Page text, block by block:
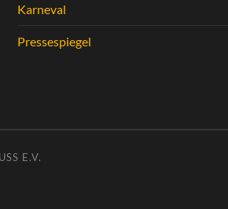
Karneval
Pressespiegel
E.V.